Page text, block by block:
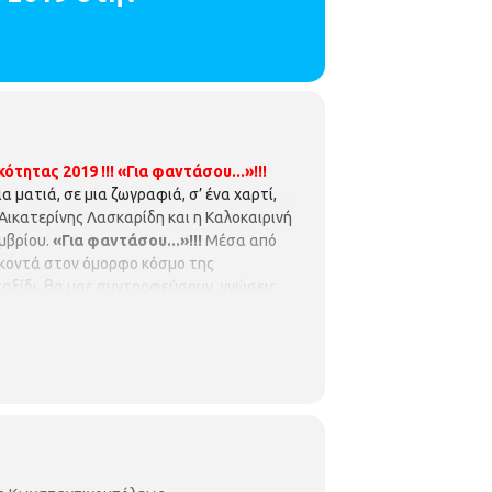
2019 !!!«Για φαντάσου...»!!!
ματιά, σε μια ζωγραφιά, σ’ ένα χαρτί,
Λασκαρίδη και η Καλοκαιρινή
«Για φαντάσου...»!!! Μέσα από
στον όμορφο κόσμο της
θα μας συντροφεύσουν ,γνώσεις,
Εκστρατείας Ανάγνωσης &
Βιβλιοθήκη